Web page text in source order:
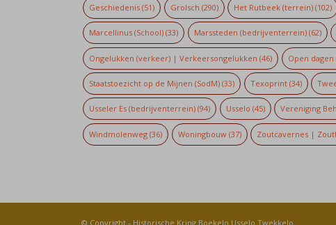
Geschiedenis (51) Grolsch (290) Het Rutbeek (terrein) (102)
Marcellinus (School) (33) Marssteden (bedrijventerrein)(62)
Ongelukken (verkeer) | Verkeersongelukken (46) Open dagen
Staatstoezicht op de Mijnen (SodM) (33) Texoprint(34)
Usseler Es (bedrijventerrein) (94) Usselo (45) Vereniging
Windmolenweg (36) Woningbouw(37) Zoutcavernes |
© Copyright - Historische Kring Boekelo Usselo Twekkelo